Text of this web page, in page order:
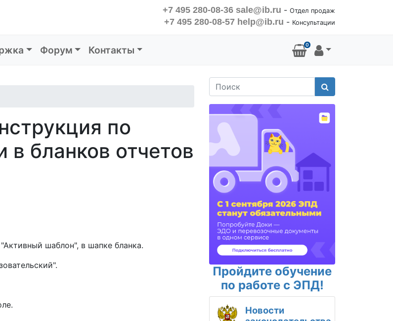
+7 495 280-08-36 sale@ib.ru - Отдел продаж
+7 495 280-08-57 help@ib.ru - Консультации
Форум Контакты 0
по
в бланков отчетов
шаблон", в шапке бланка.
Поиск
Пройдите обучение
по работе с ЭПД!
Новости